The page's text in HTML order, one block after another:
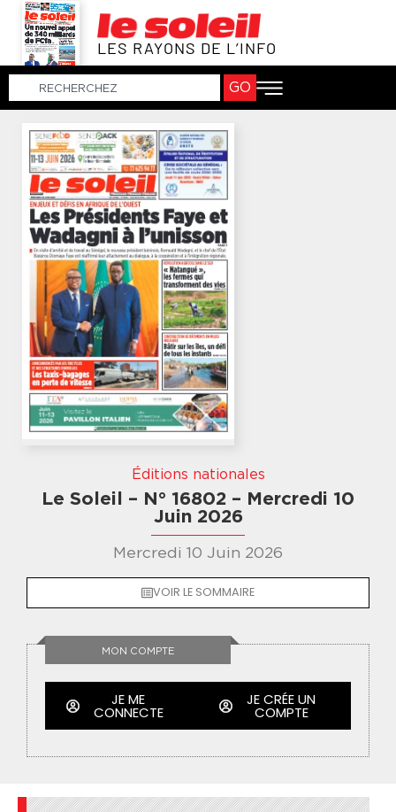
LES RAYONS DE L’INFO
GO
Éditions nationales
Le Soleil – N° 16802 – Mercredi 10
Juin 2026
Mercredi 10 Juin 2026
VOIR LE SOMMAIRE
MON COMPTE
JE ME
CONNECTE
JE CRÉE UN
COMPTE